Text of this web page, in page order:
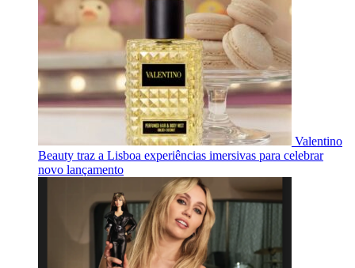
Valentino
Beauty traz a Lisboa experiências imersivas para celebrar
novo lançamento